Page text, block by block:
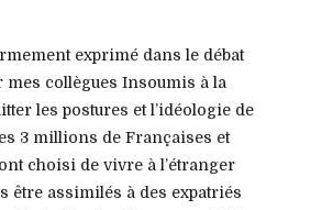
exprimé dans le débat
mes collègues Insoumis à la
les postures et l’idéologie de
3 millions de Françaises et
choisi de vivre à l’étranger
être assimilés à des expatriés